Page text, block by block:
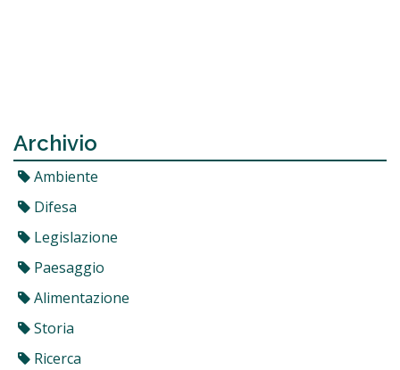
Archivio
Ambiente
Difesa
Legislazione
Paesaggio
Alimentazione
Storia
Ricerca